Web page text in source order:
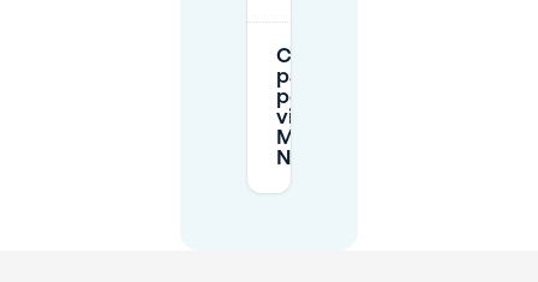
C'è
parcheggio
per disabili
vicino al
Museo
Nikolaikirche?